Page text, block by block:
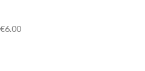
€6.00